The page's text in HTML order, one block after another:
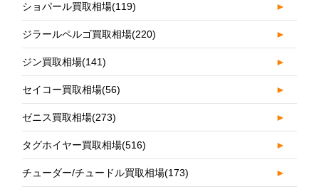
ショパール買取相場(119) ►
ジラールペルゴ買取相場(220) ►
ジン買取相場(141) ►
セイコー買取相場(56) ►
ゼニス買取相場(273) ►
タグホイヤー買取相場(516) ►
チューダー/チュードル買取相場(173) ►